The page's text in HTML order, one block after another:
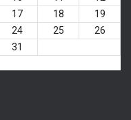
17 18
19
24 25
26
31